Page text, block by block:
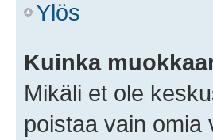
Ylös
Kuinka
Mikäli et ole
poistaa vain omia